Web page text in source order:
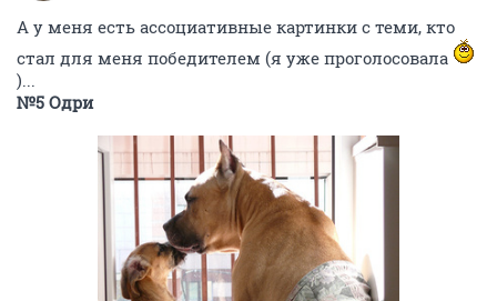
А у меня есть ассоциативные картинки с теми, кто
стал для меня победителем (я уже проголосовала
)...
№5 Одри